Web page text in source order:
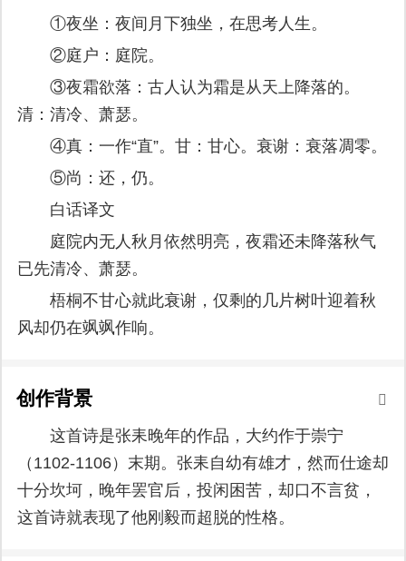
①夜坐：夜间月下独坐，在思考人生。
②庭户：庭院。
③夜霜欲落：古人认为霜是从天上降落的。
清：清冷、萧瑟。
④真：一作“直”。甘：甘心。衰谢：衰落凋零。
⑤尚：还，仍。
白话译文
庭院内无人秋月依然明亮，夜霜还未降落秋气
已先清冷、萧瑟。
梧桐不甘心就此衰谢，仅剩的几片树叶迎着秋
风却仍在飒飒作响。
创作背景
这首诗是张耒晚年的作品，大约作于崇宁
（1102-1106）末期。张耒自幼有雄才，然而仕途却
十分坎坷，晚年罢官后，投闲困苦，却口不言贫，
这首诗就表现了他刚毅而超脱的性格。